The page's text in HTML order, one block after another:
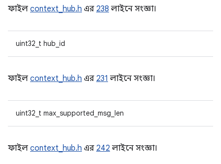
ফাইল context_hub.h এর 238 লাইনে সংজ্ঞা।
uint32_t hub_id
ফাইল context_hub.h এর 231 লাইনে সংজ্ঞা।
uint32_t max_supported_msg_len
ফাইল context_hub.h এর 242 লাইনে সংজ্ঞা।